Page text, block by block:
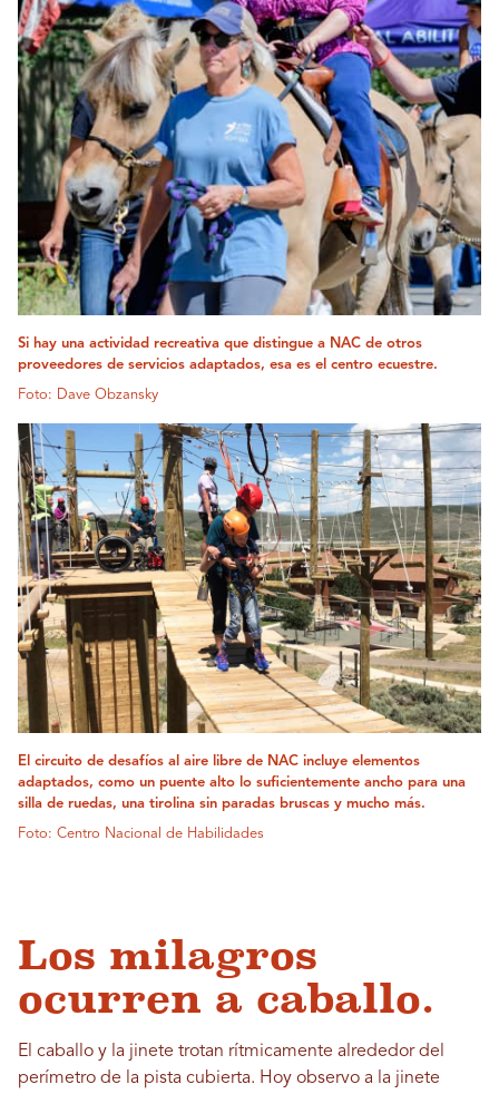
Si hay una actividad recreativa que distingue a NAC de otros
proveedores de servicios adaptados, esa es el centro ecuestre.
Foto: Dave Obzansky
El circuito de desafíos al aire libre de NAC incluye elementos
adaptados, como un puente alto lo suficientemente ancho para una
silla de ruedas, una tirolina sin paradas bruscas y mucho más.
Foto: Centro Nacional de Habilidades
Los milagros
ocurren a caballo.
El caballo y la jinete trotan rítmicamente alrededor del
perímetro de la pista cubierta. Hoy observo a la jinete